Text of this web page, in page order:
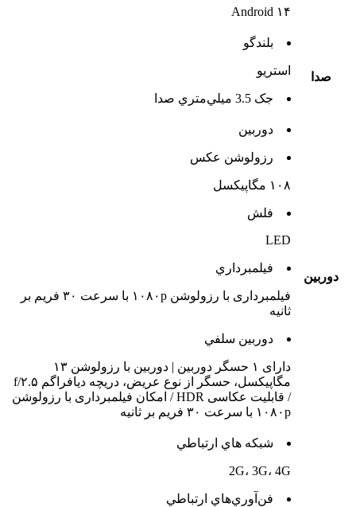
Android ۱۴
صدا
بلندگو
استريو
جک 3.5 ميلي‌متري صدا
دوربين
دوربين
رزولوشن عکس
۱۰۸ مگاپیکسل
فلش
LED
فيلمبرداري
فیلمبرداری با رزولوشن ۱۰۸۰p با سرعت ۳۰ فریم بر
ثانیه
دوربين سلفي
دارای ۱ حسگر دوربین | دوربین با رزولوشن ۱۳
مگاپیکسل، حسگر از نوع عریض، دریچه دیافراگم f/۲.۵
/ قابلیت عکاسی HDR / امکان فیلمبرداری با رزولوشن
۱۰۸۰p با سرعت ۳۰ فریم بر ثانیه
شبکه هاي ارتباطي
2G، 3G، 4G
فن‌آوري‌هاي ارتباطي